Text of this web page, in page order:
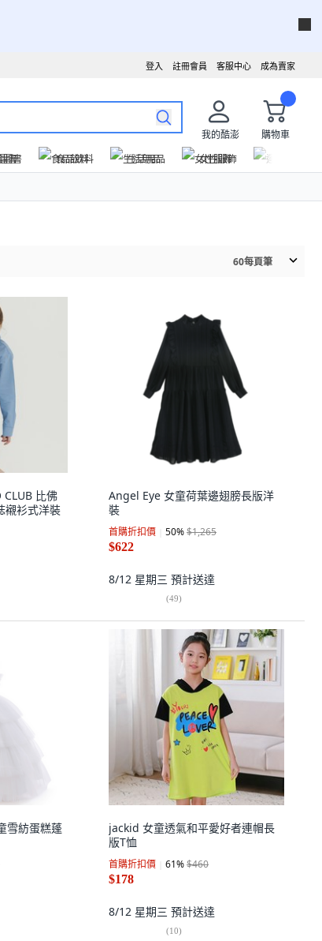
成為賣家
客服中心
註冊會員
登入
我的酷澎
購物車
圖書 食品飲料 生活用品 女性服飾
60每頁筆
CLUB 比佛
襯衫式洋裝
Angel Eye 女童荷葉邊翅膀長版洋
裝
首購折扣價 50%$1,265
$622
8/12 星期三 預計送達
(49)
雪紡蛋糕蓬
jackid 女童透氣和平愛好者連帽長
版T恤
首購折扣價 61%$460
$178
8/12 星期三 預計送達
(10)